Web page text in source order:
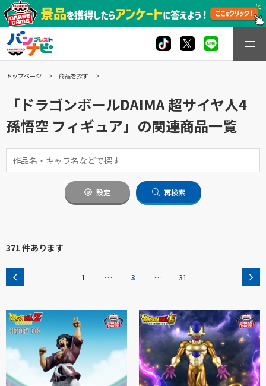
トップページ 商品を探す
「ドラゴンボールDAIMA 超サイヤ人4
孫悟空 フィギュア」の関連商品一覧
設定 再検索
371 件あります
1 … 3 … 31